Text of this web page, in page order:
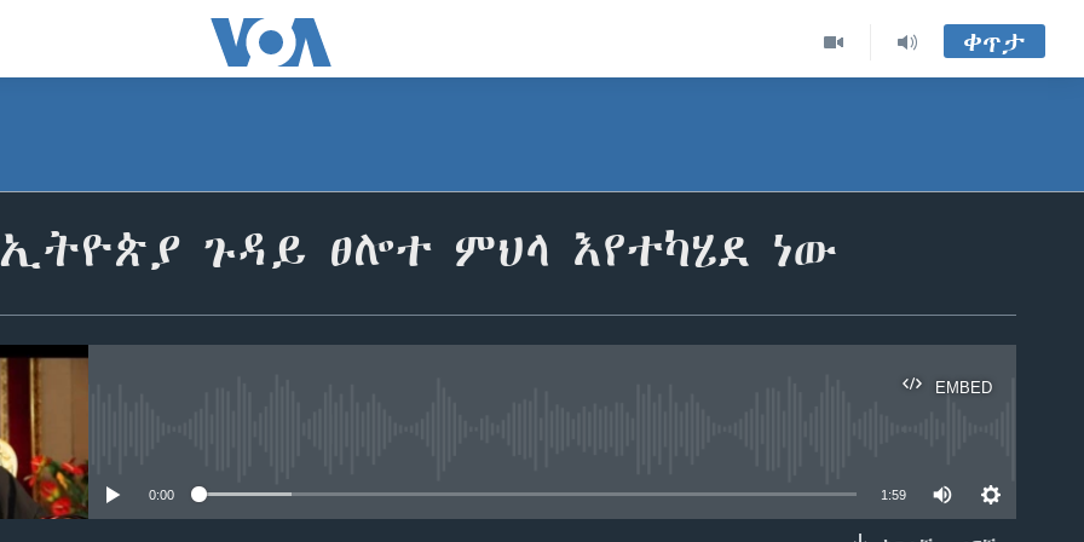
ቀጥታ
ጉዳይ ፀሎተ ምህላ እየተካሄደ ነው
EMBED
0:00 1:59